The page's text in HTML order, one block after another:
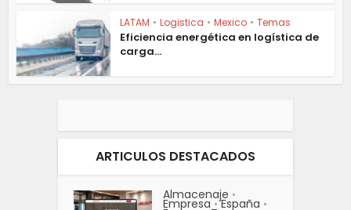
LATAM • Logistica • Mexico • Temas
Eficiencia energética en logística de
carga...
ARTICULOS DESTACADOS
Almacenaje •
Empresa • España •